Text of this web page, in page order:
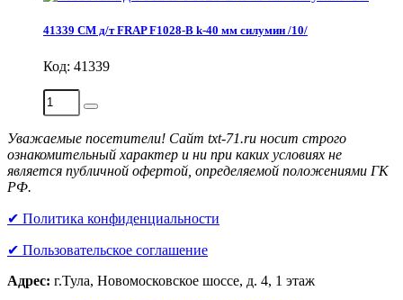
41339 СМ д/т FRAP F1028-В k-40 мм силумин /10/
Код: 41339
Уважаемые посетители! Сайт txt-71.ru носит строго
ознакомительный характер и ни при каких условиях не
является публичной офертой, определяемой положениями ГК
РФ.
✔ Политика конфиденциальности
✔ Пользовательское соглашение
Адрес: г.Тула, Новомосковское шоссе, д. 4, 1 этаж